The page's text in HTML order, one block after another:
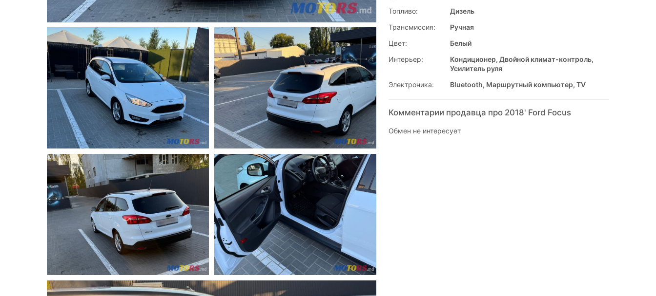
Топливо:
Дизель
Трансмиссия:
Ручная
Цвет:
Белый
Интерьер:
Кондиционер, Двойной климат-контроль,
Усилитель руля
Электроника:
Bluetooth, Маршрутный компьютер, TV
Комментарии продавца про 2018' Ford Focus
Обмен не интересует